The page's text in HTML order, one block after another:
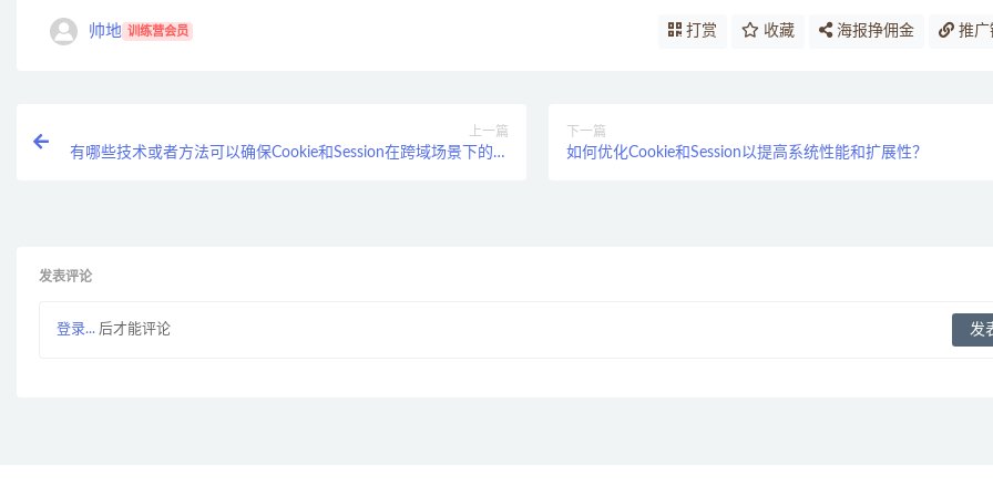
帅地 训练营会员 打赏 收藏 海报挣佣金 推广
上一篇
有哪些技术或者方法可以确保Cookie和Session在跨域场景下的安
下一篇
如何优化Cookie和Session以提高系统性能和扩展性？
发表评论
登录... 后才能评论